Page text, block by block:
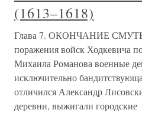
(1613–1618)
Глава 7. ОКОНЧАНИЕ СМУТЫ
поражения войск Ходкевича
Михаила Романова военные
исключительно
отличился Александр
деревни, выжигали городские